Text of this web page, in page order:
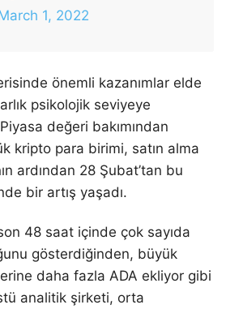
1, 2022
önemli kazanımlar elde
psikolojik seviyeye
değeri bakımından
kripto para birimi, satın alma
ardından 28 Şubat’tan bu
bir artış yaşadı.
48 saat içinde çok sayıda
gösterdiğinden, büyük
daha fazla ADA ekliyor gibi
analitik şirketi, orta